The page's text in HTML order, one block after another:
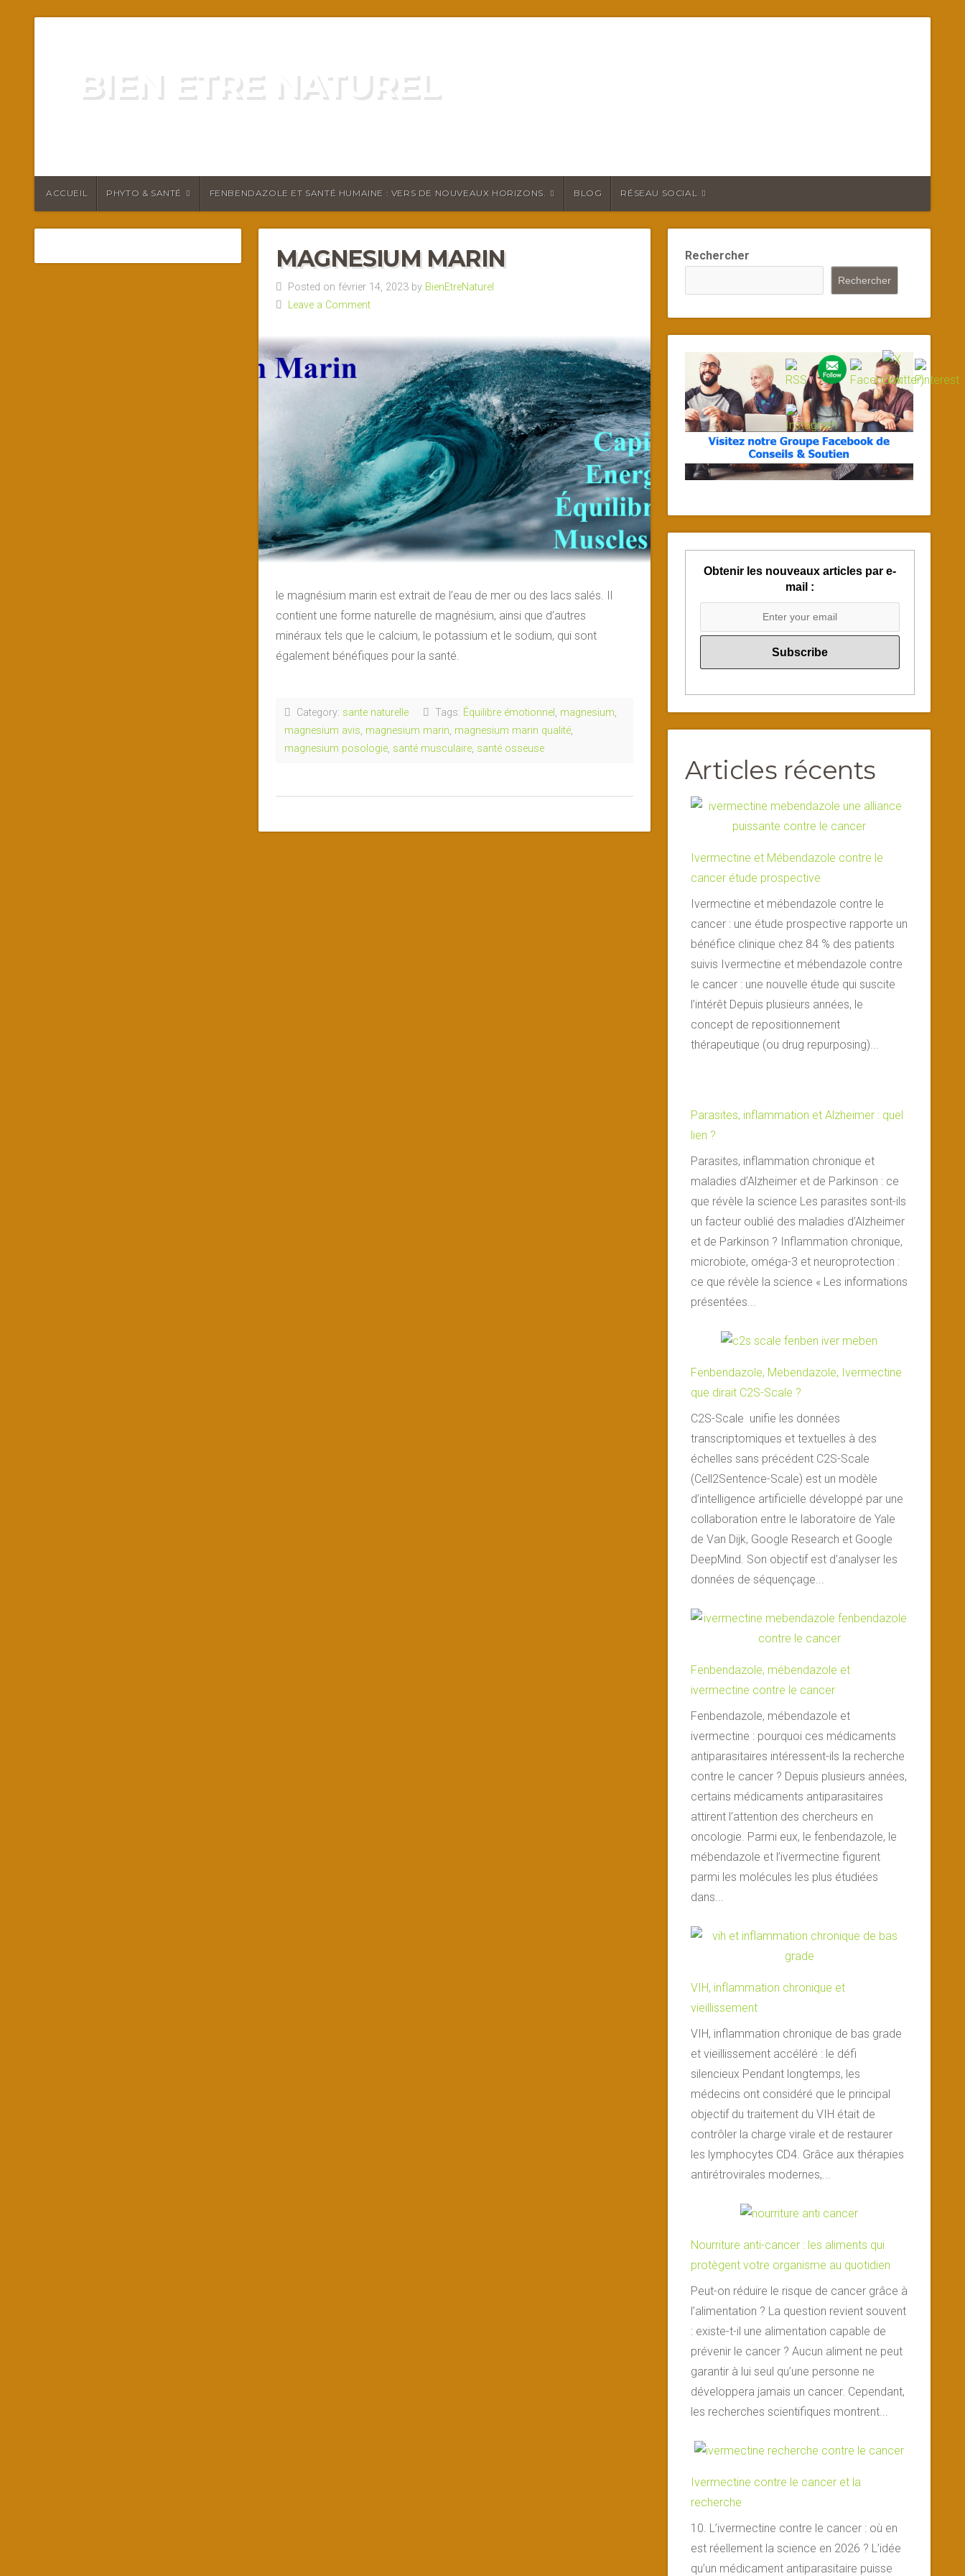
BIEN ETRE NATUREL
ACCUEIL PHYTO & SANTÉ FENBENDAZOLE ET SANTÉ HUMAINE : VERS DE NOUVEAUX HORIZONS. BLOG RÉSEAU SOCIAL
MAGNESIUM MARIN
Posted on février 14, 2023 by BienEtreNaturel
Leave a Comment
le magnésium marin est extrait de l’eau de mer ou des lacs salés. Il
contient une forme naturelle de magnésium, ainsi que d’autres
minéraux tels que le calcium, le potassium et le sodium, qui sont
également bénéfiques pour la santé.
Category: sante naturelle Tags: Équilibre émotionnel, magnesium,
magnesium avis, magnesium marin, magnesium marin qualité,
magnesium posologie, santé musculaire, santé osseuse
Rechercher
Rechercher
Obtenir les nouveaux articles par e-
mail :
Articles récents
Ivermectine et Mébendazole contre le
cancer étude prospective
Ivermectine et mébendazole contre le
cancer : une étude prospective rapporte un
bénéfice clinique chez 84 % des patients
suivis Ivermectine et mébendazole contre
le cancer : une nouvelle étude qui suscite
l’intérêt Depuis plusieurs années, le
concept de repositionnement
thérapeutique (ou drug repurposing)...
Parasites, inflammation et Alzheimer : quel
lien ?
Parasites, inflammation chronique et
maladies d’Alzheimer et de Parkinson : ce
que révèle la science Les parasites sont-ils
un facteur oublié des maladies d’Alzheimer
et de Parkinson ? Inflammation chronique,
microbiote, oméga-3 et neuroprotection :
ce que révèle la science « Les informations
présentées...
Fenbendazole, Mebendazole, Ivermectine
que dirait C2S-Scale ?
C2S-Scale unifie les données
transcriptomiques et textuelles à des
échelles sans précédent C2S-Scale
(Cell2Sentence-Scale) est un modèle
d’intelligence artificielle développé par une
collaboration entre le laboratoire de Yale
de Van Dijk, Google Research et Google
DeepMind. Son objectif est d’analyser les
données de séquençage...
Fenbendazole, mébendazole et
ivermectine contre le cancer
Fenbendazole, mébendazole et
ivermectine : pourquoi ces médicaments
antiparasitaires intéressent-ils la recherche
contre le cancer ? Depuis plusieurs années,
certains médicaments antiparasitaires
attirent l’attention des chercheurs en
oncologie. Parmi eux, le fenbendazole, le
mébendazole et l’ivermectine figurent
parmi les molécules les plus étudiées
dans...
VIH, inflammation chronique et
vieillissement
VIH, inflammation chronique de bas grade
et vieillissement accéléré : le défi
silencieux Pendant longtemps, les
médecins ont considéré que le principal
objectif du traitement du VIH était de
contrôler la charge virale et de restaurer
les lymphocytes CD4. Grâce aux thérapies
antirétrovirales modernes,...
Nourriture anti-cancer : les aliments qui
protègent votre organisme au quotidien
Peut-on réduire le risque de cancer grâce à
l’alimentation ? La question revient souvent
: existe-t-il une alimentation capable de
prévenir le cancer ? Aucun aliment ne peut
garantir à lui seul qu’une personne ne
développera jamais un cancer. Cependant,
les recherches scientifiques montrent...
Ivermectine contre le cancer et la
recherche
10. L’ivermectine contre le cancer : où en
est réellement la science en 2026 ? L’idée
qu’un médicament antiparasitaire puisse